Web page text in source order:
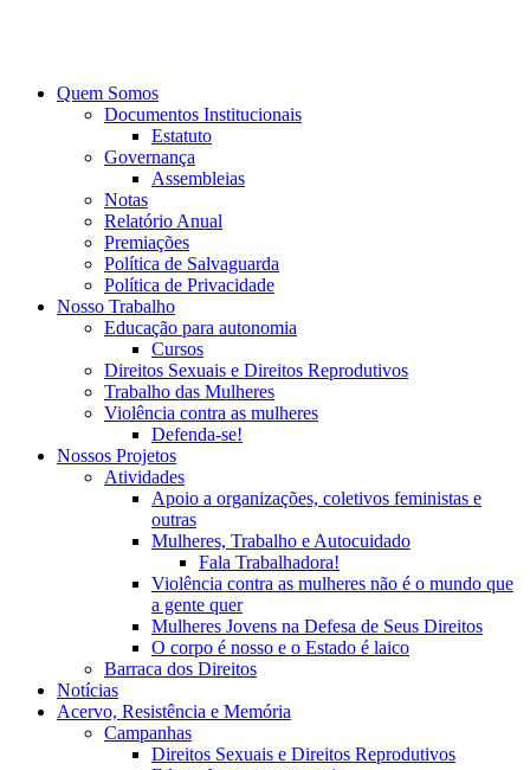
Quem Somos
Documentos Institucionais
Estatuto
Governança
Assembleias
Notas
Relatório Anual
Premiações
Política de Salvaguarda
Política de Privacidade
Nosso Trabalho
Educação para autonomia
Cursos
Direitos Sexuais e Direitos Reprodutivos
Trabalho das Mulheres
Violência contra as mulheres
Defenda-se!
Nossos Projetos
Atividades
Apoio a organizações, coletivos feministas e
outras
Mulheres, Trabalho e Autocuidado
Fala Trabalhadora!
Violência contra as mulheres não é o mundo que
a gente quer
Mulheres Jovens na Defesa de Seus Direitos
O corpo é nosso e o Estado é laico
Barraca dos Direitos
Notícias
Acervo, Resistência e Memória
Campanhas
Direitos Sexuais e Direitos Reprodutivos